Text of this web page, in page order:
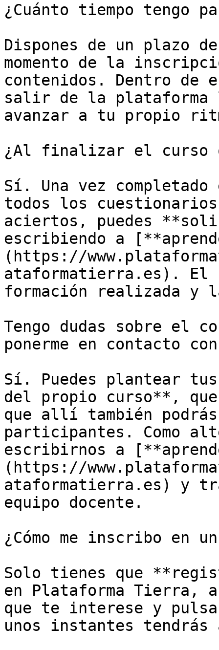
¿Cuánto tiempo tengo
Dispones de un plazo
momento de la
contenidos. Dentro de
salir de la plataforma
avanzar a tu propio
¿Al finalizar el curso
Sí. Una vez
todos los cuestionarios
aciertos, puedes
escribiendo a
(https://
ataformatierra.es).
formación realizada y
Tengo dudas sobre el
ponerme en contacto
Sí. Puedes plantear
del propio curso**,
que allí también
participantes. Como
escribirnos a
(https://
ataformatierra.es) y
equipo docente.
¿Cómo me inscribo en
Solo tienes que
en Plataforma Tierra,
que te interese y
unos instantes